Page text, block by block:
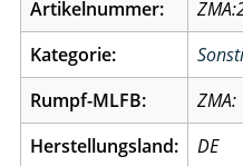
Artikelnummer:
Kategorie:
Rumpf-MLFB:
ZMA:
Herstellungsland:
DE